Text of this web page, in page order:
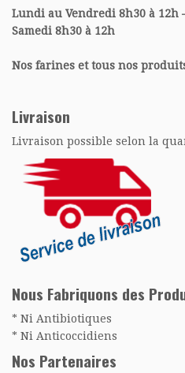
Lundi au Vendredi 8h30 à 12h
Samedi 8h30 à 12h
Nos farines et tous nos
Livraison
Livraison possible selon la
Nous Fabriquons des
* Ni Antibiotiques
* Ni Anticoccidiens
Nos Partenaires